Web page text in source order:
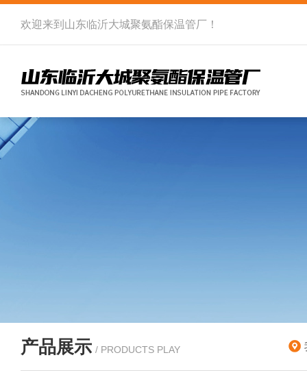
欢迎来到 山东临沂大城聚氨酯保温管厂 ！
产品展示 / PRODUCTS PLAY